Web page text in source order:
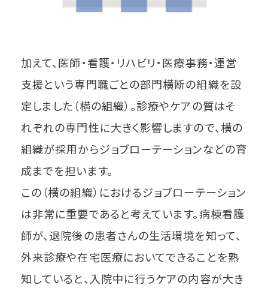
加えて、医師・看護・リハビリ・医療事務・運営
支援という専門職ごとの部門横断の組織を設
定しました（横の組織）。診療やケアの質はそ
れぞれの専門性に大きく影響しますので、横の
組織が採用からジョブローテーションなどの育
成までを担います。
この（横の組織）におけるジョブローテーション
は非常に重要であると考えています。病棟看護
師が、退院後の患者さんの生活環境を知って、
外来診療や在宅医療においてできることを熟
知していると、入院中に行うケアの内容が大き